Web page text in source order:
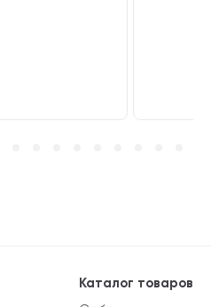
Каталог товаров